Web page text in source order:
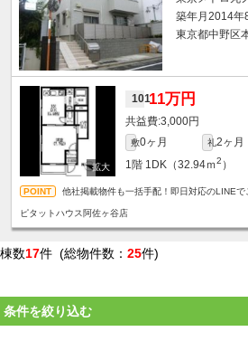
築年月2014年
東京都中野区
10111万円
3,000円
敷0ヶ月 礼2ヶ月
1階 1DK（32.94ｍ2 ）
他社掲載物件も一括手配！即日対応のLINEで
ピタットハウス阿佐ヶ谷店
棟数17件 (総物件数： 25件)
条件を絞り込む